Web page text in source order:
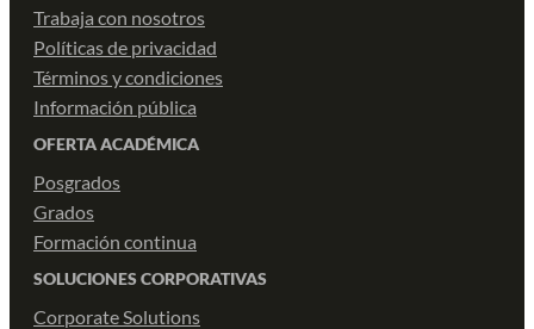
Trabaja con nosotros
Políticas de privacidad
Términos y condiciones
Información pública
OFERTA ACADÉMICA
Posgrados
Grados
Formación continua
SOLUCIONES CORPORATIVAS
Corporate Solutions